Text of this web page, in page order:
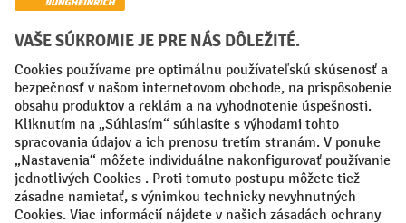
Creditcard (Master)Creditcard (Visa)
Faktúra Predplatba
Sociálne siete
Facebook
YouTube
LinkedIn